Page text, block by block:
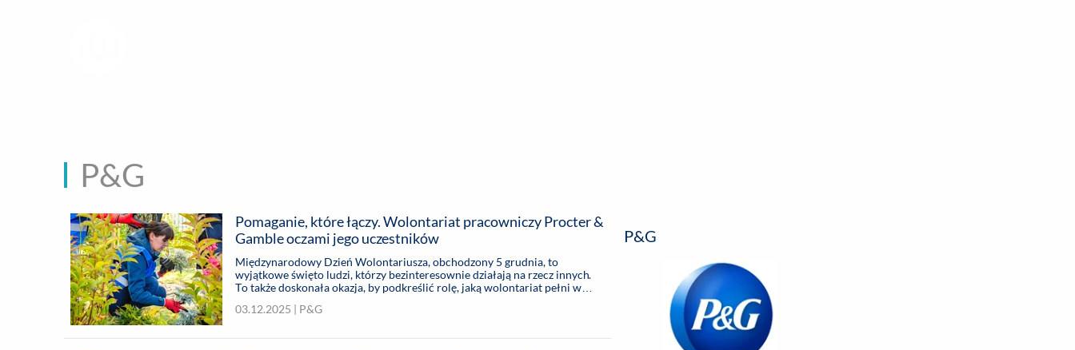
P&G
Pomaganie, które łączy. Wolontariat pracowniczy Procter &
Gamble oczami jego uczestników
Międzynarodowy Dzień Wolontariusza, obchodzony 5 grudnia, to
wyjątkowe święto ludzi, którzy bezinteresownie działają na rzecz innych.
To także doskonała okazja, by podkreślić rolę, jaką wolontariat pełni w
codziennych obowiązkach, sprawia, że pomaganie jest jeszcze łatwiejsze -
sprawie.
03.12.2025 | P&G
P&G